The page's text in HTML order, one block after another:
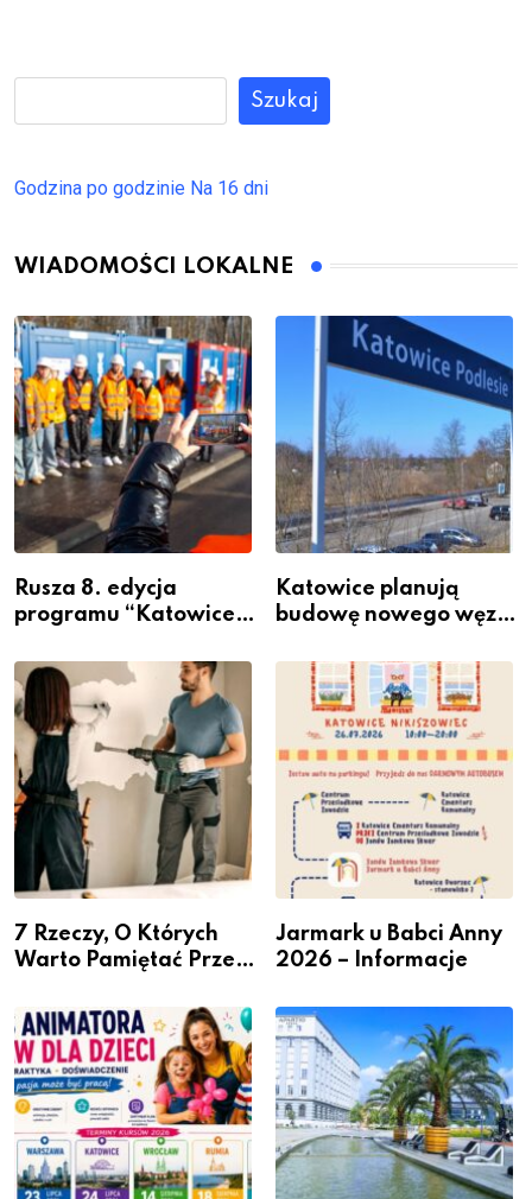
Szukaj
Godzina po godzinie Na 16 dni
WIADOMOŚCI LOKALNE
Rusza 8. edycja
programu “Katowice
– nabór dla
przedsiębiorców
Katowice planują
budowę nowego węzła
Podlesiu
7 Rzeczy, O Których
Warto Pamiętać Przed
Jarmark u Babci Anny
2026 – Informacje